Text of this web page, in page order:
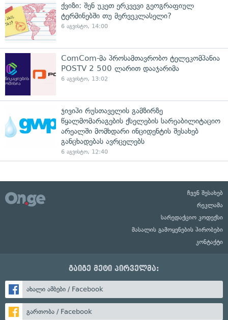
ქვიზი: შენ უკეთ ერკვევი გეოგრაფიულ
ტერმინებში თუ მერვეკლასელი?
6 აგვისტო, 14:00
ComCom-მა პროსამთავრობო ტელეკომპანია
POSTV 2 500 ლარით დააჯარიმა
6 აგვისტო, 13:02
ჯივიპი რუსთაველის გამზირზე
წყალმომარაგების ქსელების სარეაბილიტაციო
არეალში მომხდარი ინციდენტის შესახებ
განცხადებას ავრცელებს
6 აგვისტო, 12:40
ჩვენ შესახებ
რეკლამა
სარედაქციო კოდექსი
მასალის გამოყენების პირობები
კონტაქტი
გაიგე მეტი პირველმა:
ახალი ამბები / Facebook
გართობა / Facebook